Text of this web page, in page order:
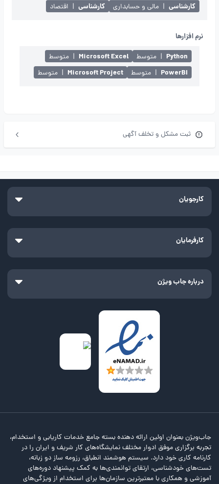
کارشناسی | مالی و حسابداری کارشناسی | اقتصاد
نرم افزارها
Python
| متوسط Microsoft Excel
| متوسط
PowerBI
| متوسط Microsoft Project
| متوسط
ثبت مشکل و تخلف آگهی
کارجویان
کارفرمایان
درباره جاب ویژن
جاب‌ویژن بعنوان اولین ارائه دهنده بسته جامع خدمات کاریابی و استخدام،
تجربه برگزاری موفق ادوار مختلف نمایشگاه‌های کار شریف و ایران را در
کارنامه کاری خود دارد. سیستم هوشمند انطباق، رزومه ساز دو زبانه،
تست‌های خودشناسی، ارتقای توانمندی‌ها به کمک پیشنهاد دوره‌های
آموزشی و همکاری با معتبرترین سازمان‌ها برای استخدام از ویژگی‌های